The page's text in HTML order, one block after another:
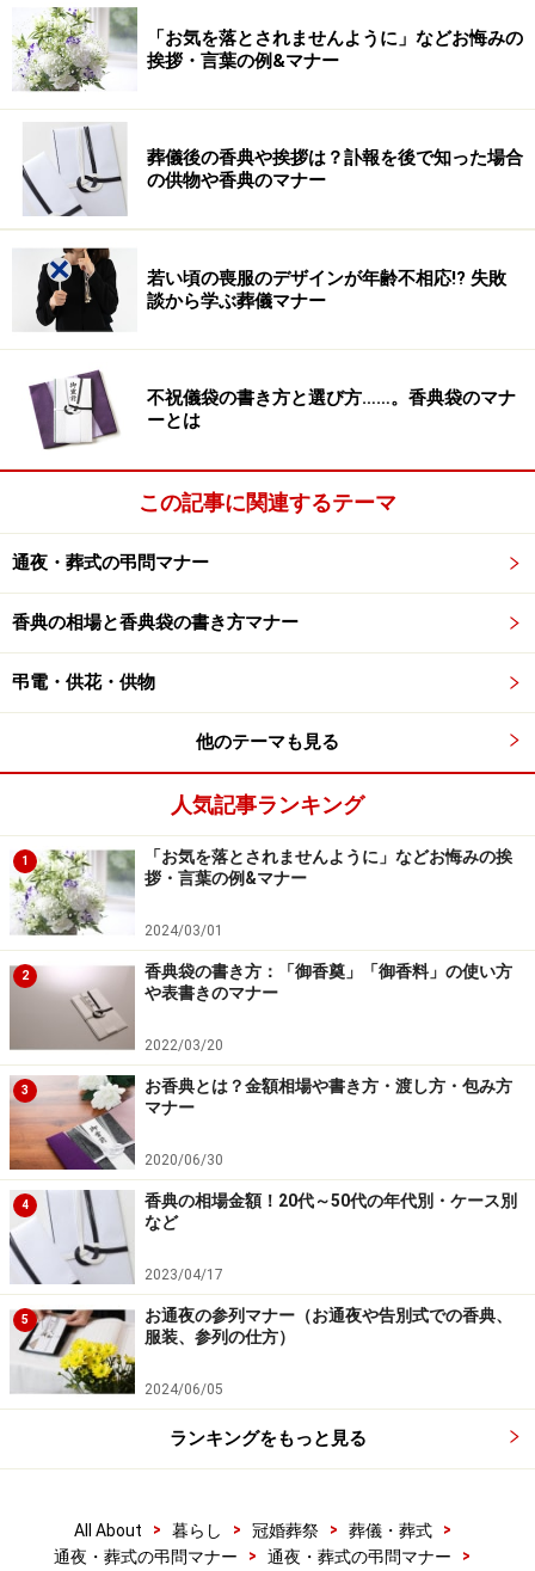
「お気を落とされませんように」などお悔みの
挨拶・言葉の例&マナー
葬儀後の香典や挨拶は？訃報を後で知った場合
の供物や香典のマナー
若い頃の喪服のデザインが年齢不相応!? 失敗
談から学ぶ葬儀マナー
不祝儀袋の書き方と選び方……。香典袋のマナ
ーとは
この記事に関連するテーマ
通夜・葬式の弔問マナー
香典の相場と香典袋の書き方マナー
弔電・供花・供物
他のテーマも見る
人気記事ランキング
1
「お気を落とされませんように」などお悔みの挨
拶・言葉の例&マナー
2024/03/01
2
香典袋の書き方：「御香奠」「御香料」の使い方
や表書きのマナー
2022/03/20
3
お香典とは？金額相場や書き方・渡し方・包み方
マナー
2020/06/30
4
香典の相場金額！20代～50代の年代別・ケース別
など
2023/04/17
5
お通夜の参列マナー（お通夜や告別式での香典、
服装、参列の仕方）
2024/06/05
ランキングをもっと見る
All About > 暮らし > 冠婚葬祭 > 葬儀・葬式
>
通夜・葬式の弔問マナー
> 通夜・葬式の弔問マナー >